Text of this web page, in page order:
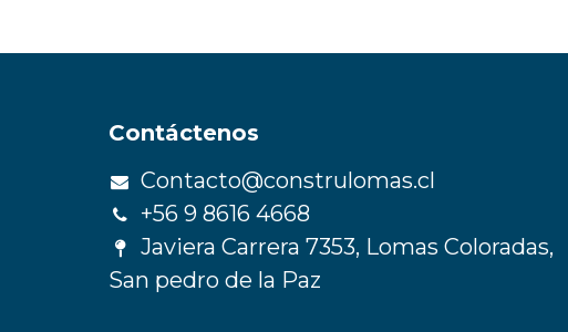
Contáctenos
Contacto@construlomas.cl
+56 9 8616 4668
Javiera Carrera 7353, Lomas Coloradas,
San pedro de la Paz